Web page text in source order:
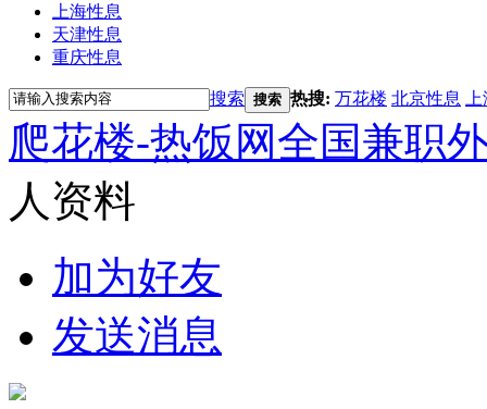
上海性息
天津性息
重庆性息
搜索 搜索 热搜: 万花楼 北京性息
爬花楼-热饭网全国兼职
人资料
加为好友
发送消息